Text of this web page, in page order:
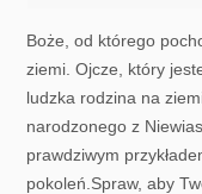
Boże, od którego
ziemi. Ojcze, który
ludzka rodzina na
narodzonego z
prawdziwym
pokoleń.Spraw, aby